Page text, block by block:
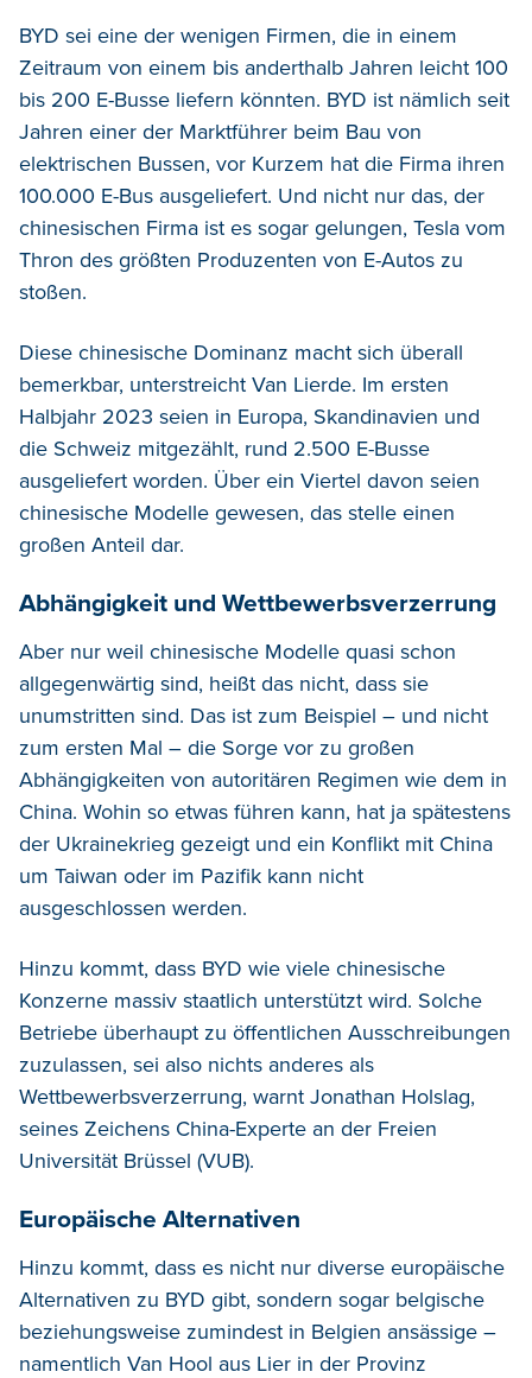
BYD sei eine der wenigen Firmen, die in einem
Zeitraum von einem bis anderthalb Jahren leicht 100
bis 200 E-Busse liefern könnten. BYD ist nämlich seit
Jahren einer der Marktführer beim Bau von
elektrischen Bussen, vor Kurzem hat die Firma ihren
100.000 E-Bus ausgeliefert. Und nicht nur das, der
chinesischen Firma ist es sogar gelungen, Tesla vom
Thron des größten Produzenten von E-Autos zu
stoßen.
Diese chinesische Dominanz macht sich überall
bemerkbar, unterstreicht Van Lierde. Im ersten
Halbjahr 2023 seien in Europa, Skandinavien und
die Schweiz mitgezählt, rund 2.500 E-Busse
ausgeliefert worden. Über ein Viertel davon seien
chinesische Modelle gewesen, das stelle einen
großen Anteil dar.
Abhängigkeit und Wettbewerbsverzerrung
Aber nur weil chinesische Modelle quasi schon
allgegenwärtig sind, heißt das nicht, dass sie
unumstritten sind. Das ist zum Beispiel – und nicht
zum ersten Mal – die Sorge vor zu großen
Abhängigkeiten von autoritären Regimen wie dem in
China. Wohin so etwas führen kann, hat ja spätestens
der Ukrainekrieg gezeigt und ein Konflikt mit China
um Taiwan oder im Pazifik kann nicht
ausgeschlossen werden.
Hinzu kommt, dass BYD wie viele chinesische
Konzerne massiv staatlich unterstützt wird. Solche
Betriebe überhaupt zu öffentlichen Ausschreibungen
zuzulassen, sei also nichts anderes als
Wettbewerbsverzerrung, warnt Jonathan Holslag,
seines Zeichens China-Experte an der Freien
Universität Brüssel (VUB).
Europäische Alternativen
Hinzu kommt, dass es nicht nur diverse europäische
Alternativen zu BYD gibt, sondern sogar belgische
beziehungsweise zumindest in Belgien ansässige –
namentlich Van Hool aus Lier in der Provinz